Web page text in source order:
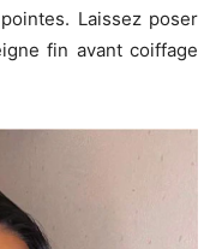
Laissez poser
fin avant coiffage